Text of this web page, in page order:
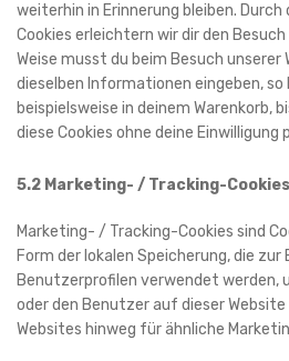
weiterhin in Erinnerung bleiben.
Cookies erleichtern wir dir den
Weise musst du beim Besuch
dieselben Informationen eingeben, so
beispielsweise in deinem Warenkorb,
diese Cookies ohne deine Einwilligung
5.2 Marketing- / Tracking-Cookies
Marketing- / Tracking-Cookies sind
Form der lokalen Speicherung, die zur
Benutzerprofilen verwendet werden,
oder den Benutzer auf dieser
Websites hinweg für ähnliche